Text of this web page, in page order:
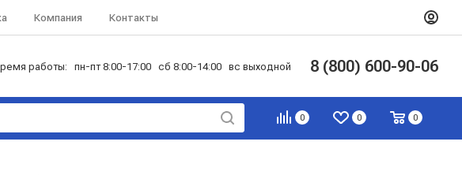
Компания Контакты
работы: пн-пт 8:00-17:00 сб 8:00-14:00 вс выходной 8 (800) 600-90-06
0 0 0